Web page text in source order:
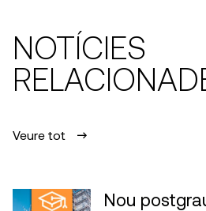
NOTÍCIES
Veure tot
Nou